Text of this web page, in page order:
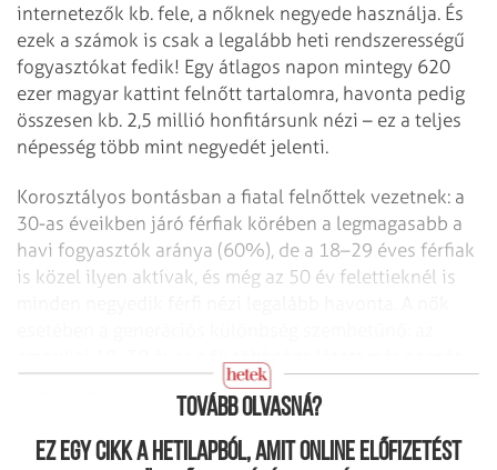
internetezők kb. fele, a nőknek negyede használja. És
ezek a számok is csak a legalább heti rendszerességű
fogyasztókat fedik! Egy átlagos napon mintegy 620
ezer magyar kattint felnőtt tartalomra, havonta pedig
összesen kb. 2,5 millió honfitársunk nézi – ez a teljes
népesség több mint negyedét jelenti.
Korosztályos bontásban a fiatal felnőttek vezetnek: a
30-as éveikben járó férfiak körében a legmagasabb a
havi fogyasztók aránya (60%), de a 18–29 éves férfiak
is közel ilyen aktívak, és még az 50 év felettieknél is
míg a nagymama korosztály nagy része soha.
Tovább olvasná?
Ez egy cikk a hetilapból, amit online előfizetést